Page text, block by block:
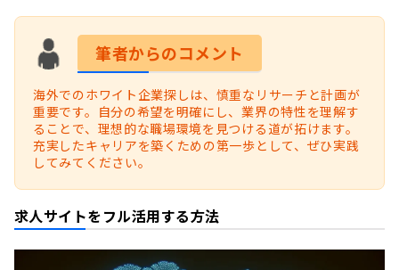
筆者からのコメント
海外でのホワイト企業探しは、慎重なリサーチと計画が
重要です。自分の希望を明確にし、業界の特性を理解す
ることで、理想的な職場環境を見つける道が拓けます。
充実したキャリアを築くための第一歩として、ぜひ実践
してみてください。
求人サイトをフル活用する方法